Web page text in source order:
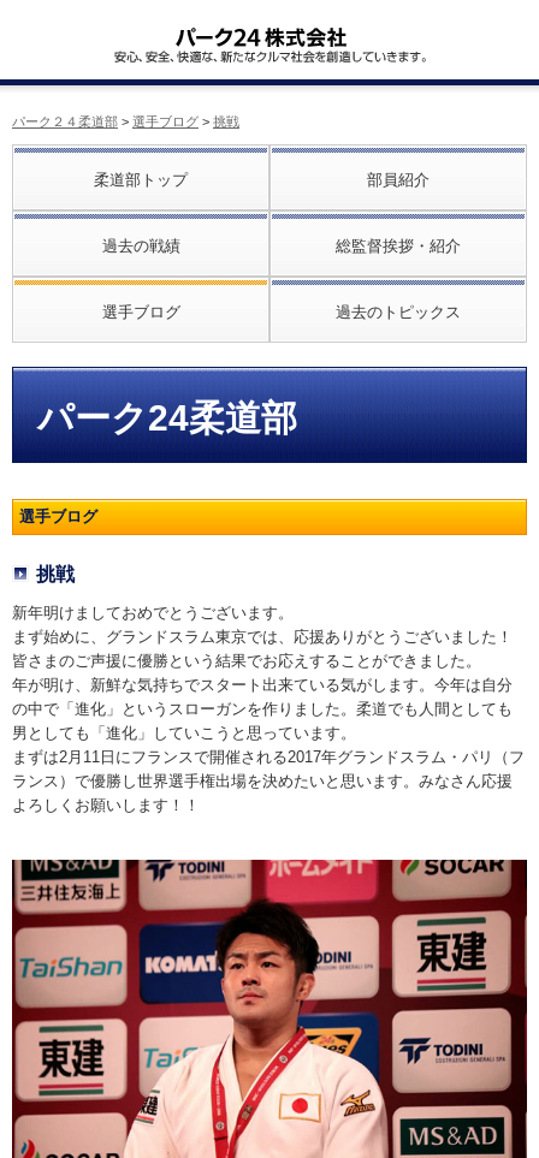
パーク２４柔道部 > 選手ブログ > 挑戦
柔道部トップ 部員紹介
過去の戦績 総監督挨拶・紹介
選手ブログ 過去のトピックス
パーク24柔道部
選手ブログ
挑戦
新年明けましておめでとうございます。
まず始めに、グランドスラム東京では、応援ありがとうございました！
皆さまのご声援に優勝という結果でお応えすることができました。
年が明け、新鮮な気持ちでスタート出来ている気がします。今年は自分
の中で「進化」というスローガンを作りました。柔道でも人間としても
男としても「進化」していこうと思っています。
まずは2月11日にフランスで開催される2017年グランドスラム・パリ（フ
ランス）で優勝し世界選手権出場を決めたいと思います。みなさん応援
よろしくお願いします！！